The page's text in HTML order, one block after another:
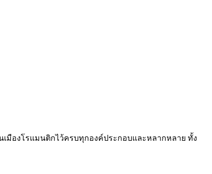
องโรแมนติกไว้ครบทุกองค์ประกอบและหลากหลาย ทั้ง